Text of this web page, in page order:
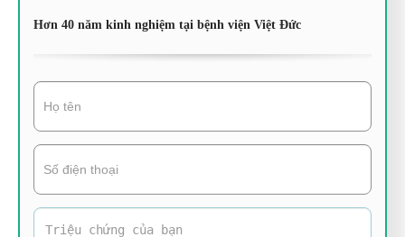
Hơn 40 năm kinh nghiệm tại bệnh viện Việt Đức